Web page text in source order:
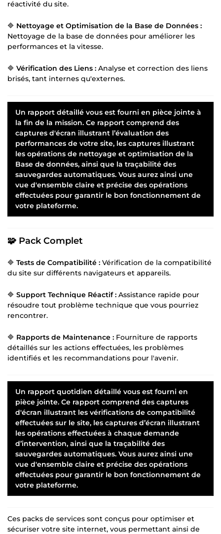
réactivité du site.
🔷 Nettoyage et Optimisation de la Base de Données :
Nettoyage de la base de données pour améliorer les
performances et la vitesse.
🔷 Vérification des Liens : Analyse et correction des liens
brisés, tant internes qu'externes.
Un rapport détaillé vous est fourni en pièce jointe à
la fin de la mission. Ce rapport comprend des
captures d'écran illustrant l’évaluation des
performances de votre site, les captures illustrant
les opérations de nettoyage et optimisation de la
Base de données, ainsi que la traçabilité des
sauvegardes automatiques. Vous aurez ainsi une
vue d'ensemble claire et précise des opérations
effectuées pour garantir le bon fonctionnement de
votre plateforme.
🧩 Pack Complet
🔷 Tests de Compatibilité : Vérification de la compatibilité
du site sur différents navigateurs et appareils.
🔷 Support Technique Réactif : Assistance rapide pour
résoudre tout problème technique que vous pourriez
rencontrer.
🔷 Rapports de Maintenance : Fourniture de rapports
détaillés sur les actions effectuées, les problèmes
identifiés et les recommandations pour l'avenir.
Un rapport quotidien détaillé vous est fourni en
pièce jointe. Ce rapport comprend des captures
d'écran illustrant les vérifications de compatibilité
effectuées sur le site, les captures d’écran illustrant
les opérations effectuées à chaque demande
d’intervention, ainsi que la traçabilité des
sauvegardes automatiques. Vous aurez ainsi une
vue d'ensemble claire et précise des opérations
effectuées pour garantir le bon fonctionnement de
votre plateforme.
Ces packs de services sont conçus pour optimiser et
sécuriser votre site internet, vous permettant ainsi de